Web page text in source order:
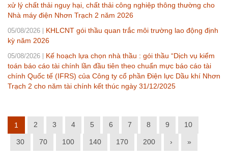
xử lý chất thải nguy hại, chất thải công nghiệp thông thường cho
Nhà máy điện Nhơn Trạch 2 năm 2026
05/08/2026
KHLCNT gói thầu quan trắc môi trường lao động định
kỳ năm 2026
05/08/2026
Kế hoạch lựa chọn nhà thầu : gói thầu “Dịch vụ kiểm
toán báo cáo tài chính lần đầu tiên theo chuẩn mực báo cáo tài
chính Quốc tế (IFRS) của Công ty cổ phần Điện lực Dầu khí Nhơn
Trạch 2 cho năm tài chính kết thúc ngày 31/12/2025
1 2 3 4 5 6 7 8 9 10
30 70 100 140 170 200 › »